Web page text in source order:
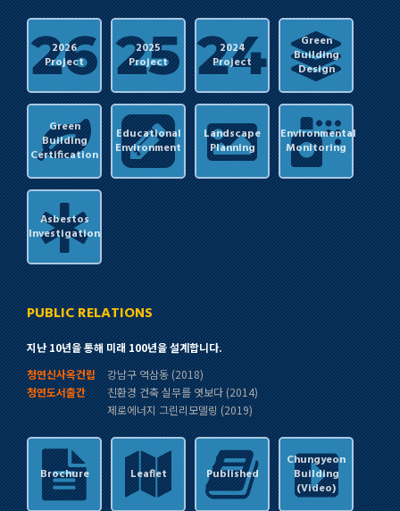
2026
Project
2025
Project
2024
Project
Green
Building
Design
Green
Building
Certification
Educational
Environment
Landscape
Planning
Environmental
Monitoring
Asbestos
Investigation
PUBLIC RELATIONS
지난 10년을 통해 미래 100년을 설계합니다.
청연신사옥건립
강남구 역삼동 (2018)
청연도서출간
친환경 건축 실무를 엿보다 (2014)
제로에너지 그린리모델링 (2019)
Brochure Leaflet Published
Chungyeon
Building
(Video)